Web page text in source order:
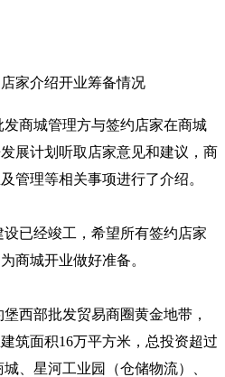
家介绍开业筹备情况
商城管理方与签约店家在商城
展计划听取店家意见和建议，商
管理等相关事项进行了介绍。
已经竣工，希望所有签约店家
商城开业做好准备。
西部批发贸易商圈黄金地带，
筑面积16万平方米，总投资超过
、星河工业园（仓储物流）、